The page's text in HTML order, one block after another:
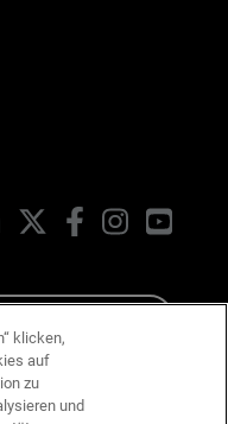
LinkedIn FacebookInstagram
klicken,
auf
zu
und